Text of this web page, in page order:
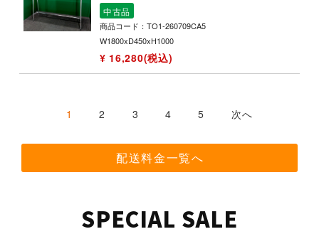
中古品
商品コード：TO1-260709CA5
W1800xD450xH1000
¥ 16,280(税込)
1 2 3 4 5 次へ
配送料金一覧へ
SPECIAL SALE